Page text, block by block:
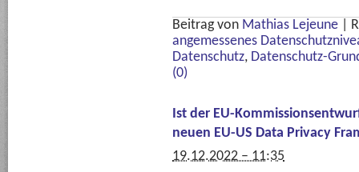
Beitrag von Mathias Lejeune
angemessenes
Datenschutz, Datenschutz-
(0)
Ist der EU-
neuen EU-US Data Privacy
19.12.2022 – 11:35